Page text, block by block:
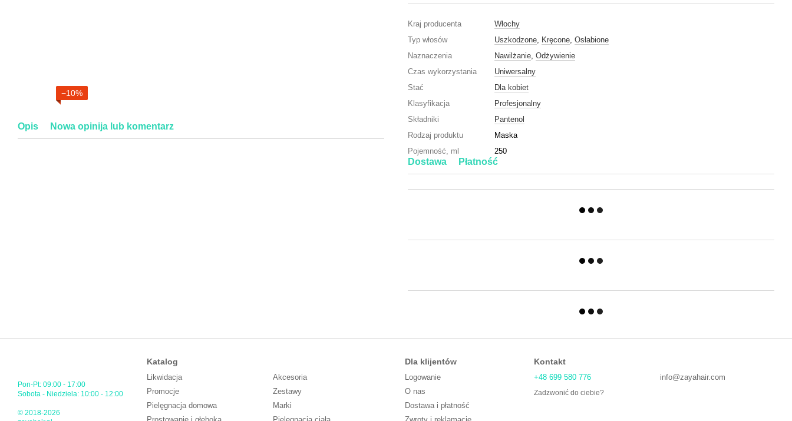
−10%
Opis Nowa opinija lub komentarz
Kraj producenta
Włochy
Typ włosów
Uszkodzone, Kręcone, Osłabione
Naznaczenia
Nawilżanie, Odżywienie
Czas wykorzystania
Uniwersalny
Stać
Dla kobiet
Klasyfikacja
Profesjonalny
Składniki
Pantenol
Rodzaj produktu
Maska
Pojemność, ml
250
Dostawa Płatność
Pon-Pt: 09:00 - 17:00
Sobota - Niedziela: 10:00 - 12:00
© 2018-2026
Katalog
Likwidacja
Promocje
Pielęgnacja domowa
Akcesoria
Zestawy
Marki
Dla klijentów
Logowanie
O nas
Dostawa i płatność
Kontakt
+48 699 580 776
Zadzwonić do ciebie?
info@zayahair.com